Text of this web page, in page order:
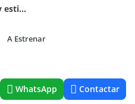
CAÑITAS LIGHT – Diseño, luz y estilo en el corazón de Las Cañitas
A Estrenar
WhatsApp Contactar